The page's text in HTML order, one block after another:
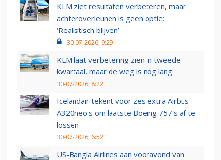
KLM ziet resultaten verbeteren, maar
achteroverleunen is geen optie:
‘Realistisch blijven’
30-07-2026, 9:29
KLM laat verbetering zien in tweede
kwartaal, maar de weg is nog lang
30-07-2026, 8:22
Icelandair tekent voor zes extra Airbus
A320neo's om laatste Boeing 757's af te
lossen
30-07-2026, 6:52
US-Bangla Airlines aan vooravond van